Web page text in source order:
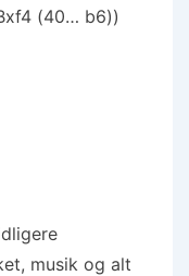
(40… b6))
musik og alt